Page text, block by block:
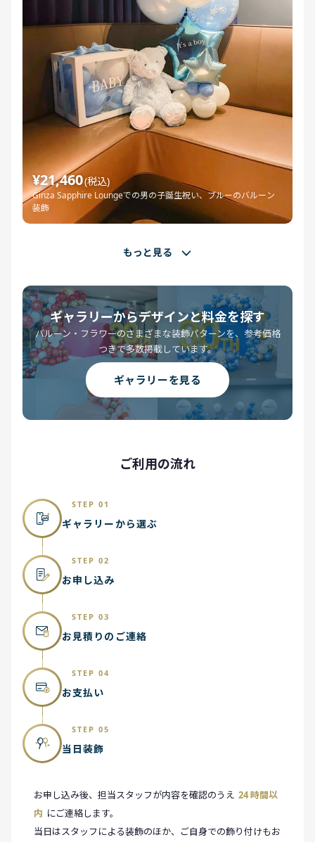
¥21,460(税込)
Ginza Sapphire Loungeでの男の子誕生祝い、ブルーのバルーン
装飾
もっと見る
ギャラリーからデザインと料金を探す
バルーン・フラワーのさまざまな装飾パターンを、参考価格
つきで多数掲載しています。
ギャラリーを見る
ご利用の流れ
STEP 01
ギャラリーから選ぶ
STEP 02
お申し込み
STEP 03
お見積りのご連絡
STEP 04
お支払い
STEP 05
当日装飾
お申し込み後、担当スタッフが内容を確認のうえ 24 時間以
内 にご連絡します。
当日はスタッフによる装飾のほか、ご自身での飾り付けもお